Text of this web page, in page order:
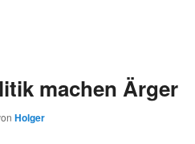
machen Ärger
Holger